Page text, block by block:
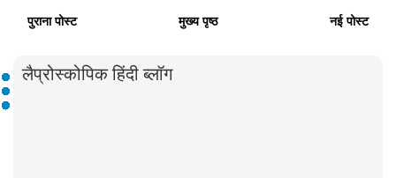
पुराना पोस्ट मुख्य पृष्ठ नई पोस्ट
लैप्रोस्कोपिक हिंदी ब्लॉग